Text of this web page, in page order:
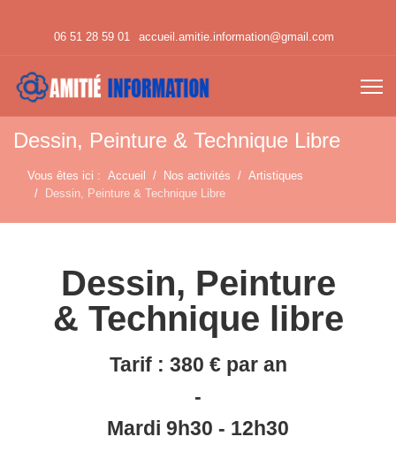
06 51 28 59 01 accueil.amitie.information@gmail.com
Dessin, Peinture & Technique Libre
Vous êtes ici : Accueil Nos activités
Artistiques
Dessin, Peinture & Technique Libre
Dessin, Peinture
& Technique libre
Tarif : 380 € par an
-
Mardi 9h30 - 12h30